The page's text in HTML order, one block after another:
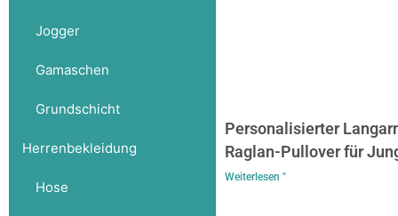
Jogger
Gamaschen
Grundschicht
Herrenbekleidung
Hose
Personalisierter
Raglan-Pullover für
Weiterlesen "